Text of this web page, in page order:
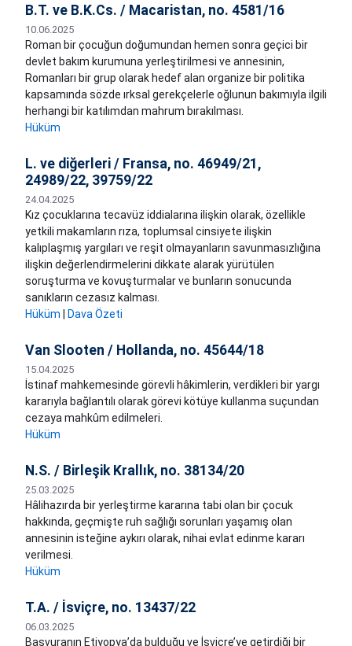
B.T. ve B.K.Cs. / Macaristan, no. 4581/16
10.06.2025
Roman bir çocuğun doğumundan hemen sonra geçici bir
devlet bakım kurumuna yerleştirilmesi ve annesinin,
Romanları bir grup olarak hedef alan organize bir politika
kapsamında sözde ırksal gerekçelerle oğlunun bakımıyla ilgili
herhangi bir katılımdan mahrum bırakılması.
Hüküm
L. ve diğerleri / Fransa, no. 46949/21,
24989/22, 39759/22
24.04.2025
Kız çocuklarına tecavüz iddialarına ilişkin olarak, özellikle
yetkili makamların rıza, toplumsal cinsiyete ilişkin
kalıplaşmış yargıları ve reşit olmayanların savunmasızlığına
ilişkin değerlendirmelerini dikkate alarak yürütülen
soruşturma ve kovuşturmalar ve bunların sonucunda
sanıkların cezasız kalması.
Hüküm
Dava Özeti
Van Slooten / Hollanda, no. 45644/18
15.04.2025
İstinaf mahkemesinde görevli hâkimlerin, verdikleri bir yargı
kararıyla bağlantılı olarak görevi kötüye kullanma suçundan
cezaya mahkûm edilmeleri.
Hüküm
N.S. / Birleşik Krallık, no. 38134/20
25.03.2025
Hâlihazırda bir yerleştirme kararına tabi olan bir çocuk
hakkında, geçmişte ruh sağlığı sorunları yaşamış olan
annesinin isteğine aykırı olarak, nihai evlat edinme kararı
verilmesi.
Hüküm
T.A. / İsviçre, no. 13437/22
06.03.2025
Başvuranın Etiyopya’da bulduğu ve İsviçre’ye getirdiği bir